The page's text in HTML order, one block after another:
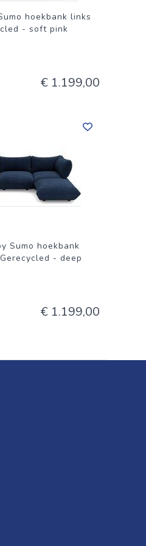
hoekbank links
- soft pink
€ 1.199,00
Sumo hoekbank
- deep
€ 1.199,00